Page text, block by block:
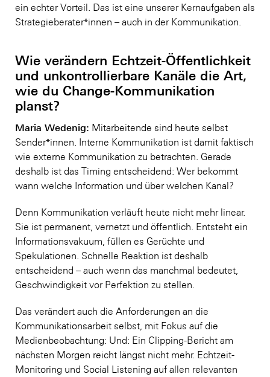
ein echter Vorteil. Das ist eine unserer Kernaufgaben als
Strategieberater*innen – auch in der Kommunikation.
Wie verändern Echtzeit-Öffentlichkeit
und unkontrollierbare Kanäle die Art,
wie du Change-Kommunikation
planst?
Maria Wedenig: Mitarbeitende sind heute selbst
Sender*innen. Interne Kommunikation ist damit faktisch
wie externe Kommunikation zu betrachten. Gerade
deshalb ist das Timing entscheidend: Wer bekommt
wann welche Information und über welchen Kanal?
Denn Kommunikation verläuft heute nicht mehr linear.
Sie ist permanent, vernetzt und öffentlich. Entsteht ein
Informationsvakuum, füllen es Gerüchte und
Spekulationen. Schnelle Reaktion ist deshalb
entscheidend – auch wenn das manchmal bedeutet,
Geschwindigkeit vor Perfektion zu stellen.
Das verändert auch die Anforderungen an die
Kommunikationsarbeit selbst, mit Fokus auf die
Medienbeobachtung: Und: Ein Clipping-Bericht am
nächsten Morgen reicht längst nicht mehr. Echtzeit-
Monitoring und Social Listening auf allen relevanten